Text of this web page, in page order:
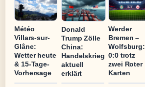
Météo
Villars-sur-
Glâne:
Wetter heute
& 15-Tage-
Vorhersage
Donald
Trump Zölle
China:
Handelskrieg
aktuell
erklärt
Werder
Bremen –
Wolfsburg:
0:0 trotz
zwei Roter
Karten